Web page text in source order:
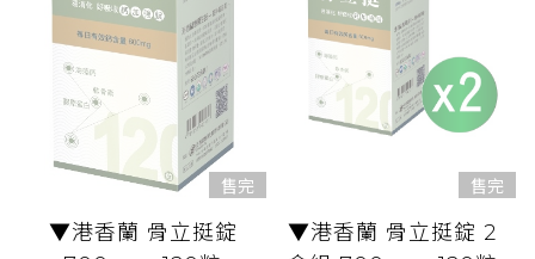
售完
▼港香蘭 骨立挺錠
售完
▼港香蘭 骨立挺錠 2